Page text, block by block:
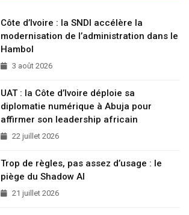
Côte d’Ivoire : la SNDI accélère la
modernisation de l’administration dans le
Hambol
3 août 2026
UAT : la Côte d’Ivoire déploie sa
diplomatie numérique à Abuja pour
affirmer son leadership africain
22 juillet 2026
Trop de règles, pas assez d’usage : le
piège du Shadow AI
21 juillet 2026